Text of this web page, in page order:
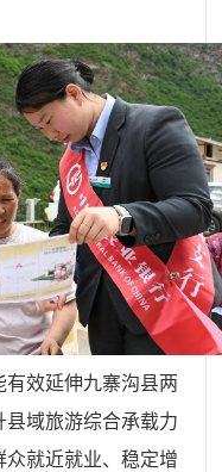
效延伸九寨沟县两
域旅游综合承载力
就近就业、稳定增